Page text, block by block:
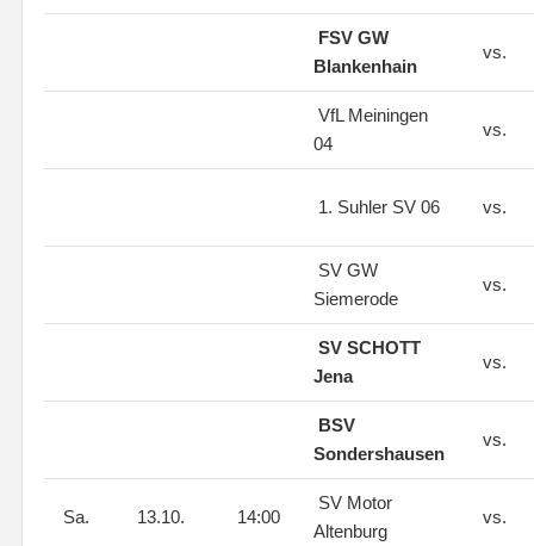
FSV GW
Blankenhain
vs.
VfL Meiningen
04
vs.
1. Suhler SV 06 vs.
SV GW
Siemerode
vs.
SV SCHOTT
Jena
vs.
BSV
Sondershausen
vs.
Sa. 13.10. 14:00
SV Motor
Altenburg
vs.